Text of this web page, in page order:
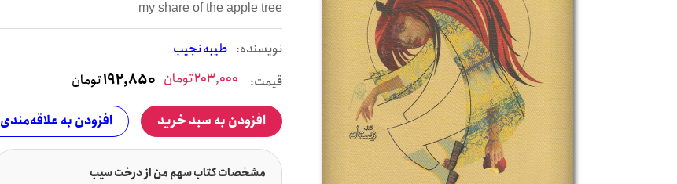
my share of the apple tree
نويسنده: طیبه نجیب
قیمت: 203,000تومان 192,850تومان
افزودن به سبد خرید افزودن به علاقه‌مندی
مشخصات کتاب سهم من از درخت سیب